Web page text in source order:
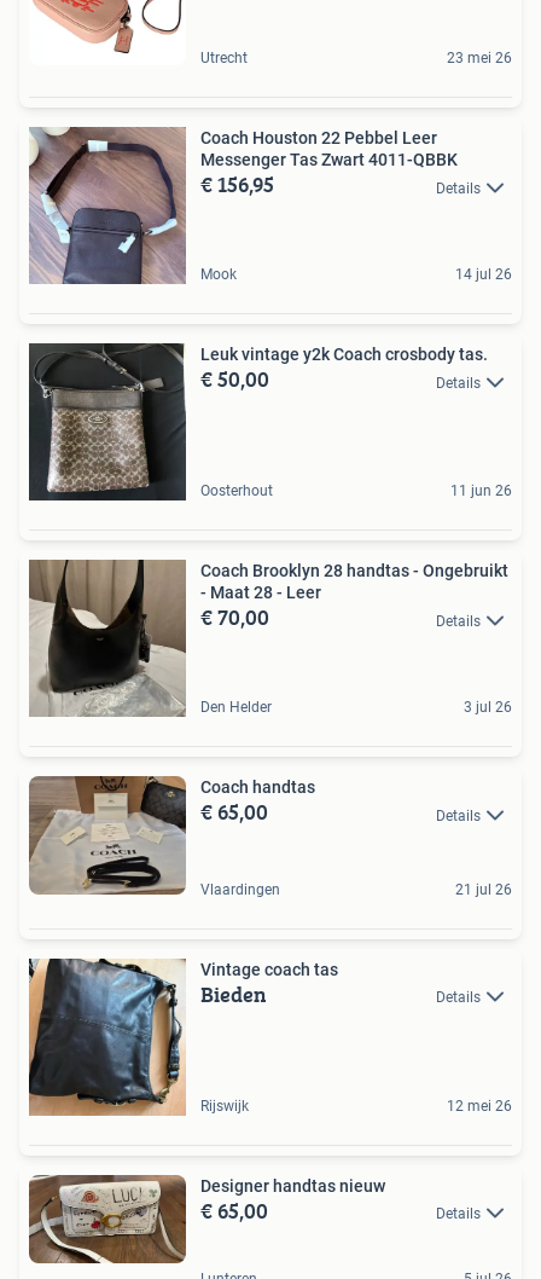
Utrecht 23 mei 26
Coach Houston 22 Pebbel Leer
Messenger Tas Zwart 4011-QBBK
€ 156,95 Details
Mook 14 jul 26
Leuk vintage y2k Coach crosbody tas.
€ 50,00 Details
Oosterhout 11 jun 26
Coach Brooklyn 28 handtas - Ongebruikt
- Maat 28 - Leer
€ 70,00 Details
Den Helder 3 jul 26
Coach handtas
€ 65,00 Details
Vlaardingen 21 jul 26
Vintage coach tas
Bieden Details
Rijswijk 12 mei 26
Designer handtas nieuw
€ 65,00 Details